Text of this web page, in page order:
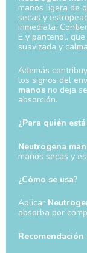
manos ligera de
secas y
inmediata.
E y pantenol,
suavizada y
Además
los signos del
manos no deja
absorción.
¿Para quién
Neutrogena
manos secas y
¿Cómo se usa?
Aplicar
absorba por